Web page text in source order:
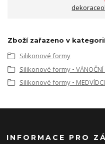
Zboží zařazeno v
Silikonové formy
Silikonové formy •
Silikonové formy • MEDVÍDCI
INFORMACE PRO